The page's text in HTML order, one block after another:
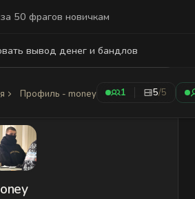
Профиль - money 1 5/5
50 фрагов новичкам
вывод денег и бандлов